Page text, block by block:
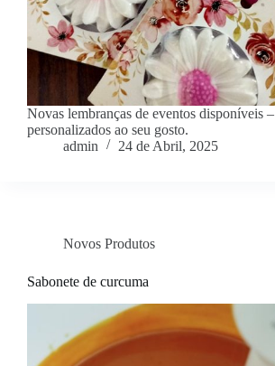
Novas lembranças de eventos disponíveis –
personalizados ao seu gosto.
admin
24 de Abril, 2025
Novos Produtos
Sabonete de curcuma